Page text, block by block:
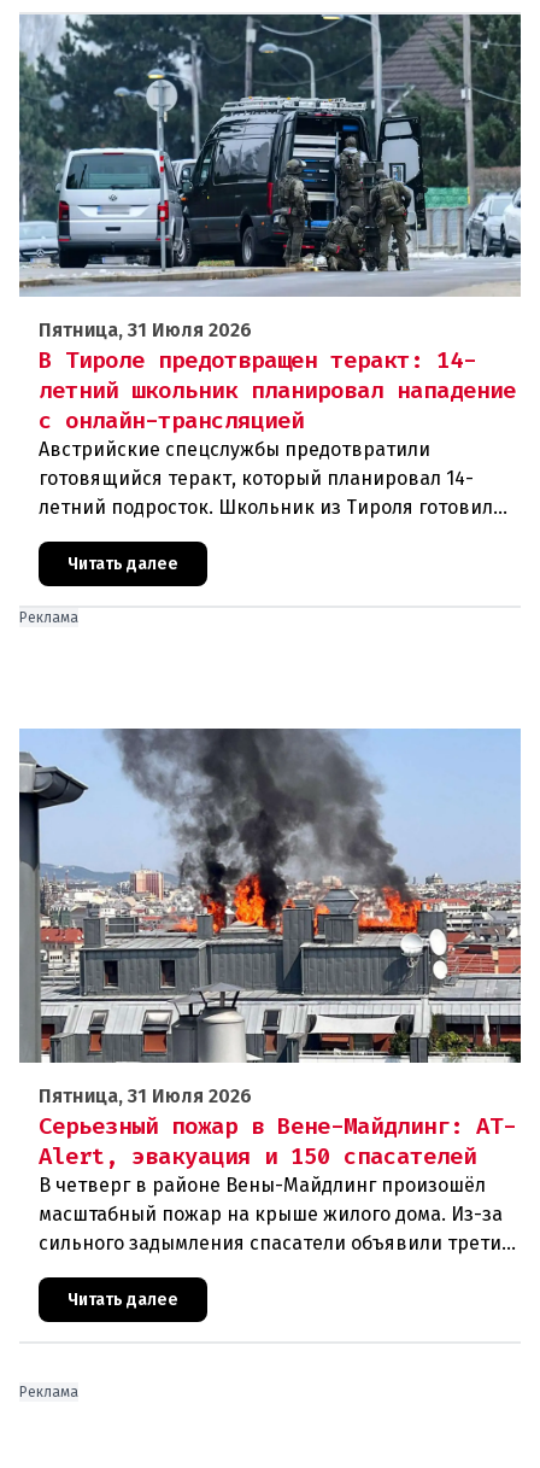
Пятница, 31 Июля 2026
В Тироле предотвращен теракт: 14-
летний школьник планировал нападение
с онлайн-трансляцией
Австрийские спецслужбы предотвратили
готовящийся теракт, который планировал 14-
летний подросток. Школьник из Тироля готовил
нападение на религиозные учреждения и
намеревался транслировать свои действи
Читать далее
Реклама
Пятница, 31 Июля 2026
Серьезный пожар в Вене-Майдлинг: AT-
Alert, эвакуация и 150 спасателей
В четверг в районе Вены-Майдлинг произошёл
масштабный пожар на крыше жилого дома. Из-за
сильного задымления спасатели объявили третий
уровень тревоги и задействовали 36 единиц
техники. Огонь удалось п
Читать далее
Реклама